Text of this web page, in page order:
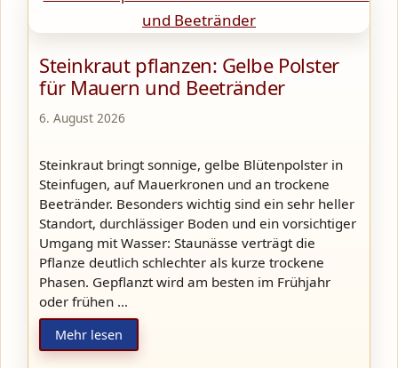
Steinkraut pflanzen: Gelbe Polster
für Mauern und Beetränder
6. August 2026
Steinkraut bringt sonnige, gelbe Blütenpolster in
Steinfugen, auf Mauerkronen und an trockene
Beetränder. Besonders wichtig sind ein sehr heller
Standort, durchlässiger Boden und ein vorsichtiger
Umgang mit Wasser: Staunässe verträgt die
Pflanze deutlich schlechter als kurze trockene
Phasen. Gepflanzt wird am besten im Frühjahr
oder frühen …
Mehr lesen